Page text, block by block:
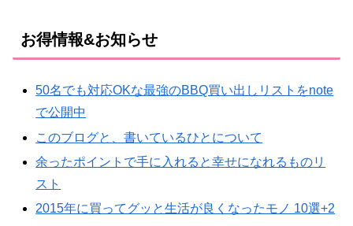
お得情報&お知らせ
50名でも対応OKな最強のBBQ買い出しリストをnote
で公開中
このブログと、書いているひとについて
余ったポイントで手に入れると幸せになれるものリ
スト
2015年に買ってグッと生活が良くなったモノ 10選+2